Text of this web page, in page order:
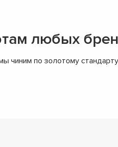
любых
чиним по золотому стандарту